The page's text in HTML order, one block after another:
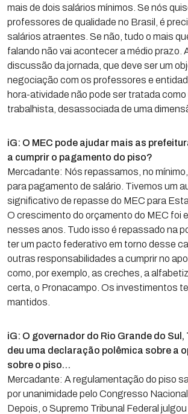
mais de dois salários mínimos. Se nós
professores de qualidade no Brasil, é
salários atraentes. Se não, tudo o mais
falando não vai acontecer a médio prazo.
discussão da jornada, que deve ser um
negociação com os professores e
hora-atividade não pode ser tratada
trabalhista, desassociada de uma
iG: O MEC pode ajudar mais as
a cumprir o pagamento do piso?
Mercadante: Nós repassamos, no
para pagamento de salário. Tivemos um
significativo de repasse do MEC para
O crescimento do orçamento do MEC foi
nesses anos. Tudo isso é repassado na
ter um pacto federativo em torno desse
outras responsabilidades a cumprir no
como, por exemplo, as creches, a
certa, o Pronacampo. Os investimentos
mantidos.
iG: O governador do Rio Grande do Sul,
deu uma declaração polêmica sobre a
sobre o piso…
Mercadante: A regulamentação do piso
por unanimidade pelo Congresso Nacional
Depois, o Supremo Tribunal Federal